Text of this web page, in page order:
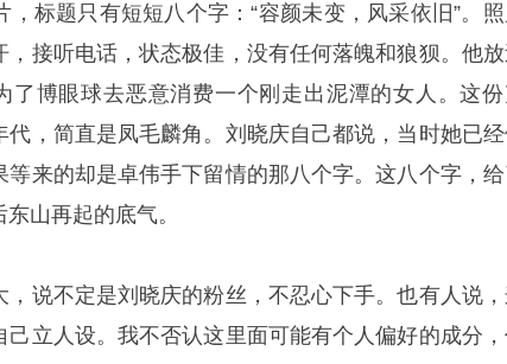
标题只有短短八个字：“容颜未变，风采依旧”。
，接听电话，状态极佳，没有任何落魄和狼狈。他
了博眼球去恶意消费一个刚走出泥潭的女人。这
，简直是凤毛麟角。刘晓庆自己都说，当时她已
来的却是卓伟手下留情的那八个字。这八个字，
山再起的底气。
说不定是刘晓庆的粉丝，不忍心下手。也有人说
己立人设。我不否认这里面可能有个人偏好的成分